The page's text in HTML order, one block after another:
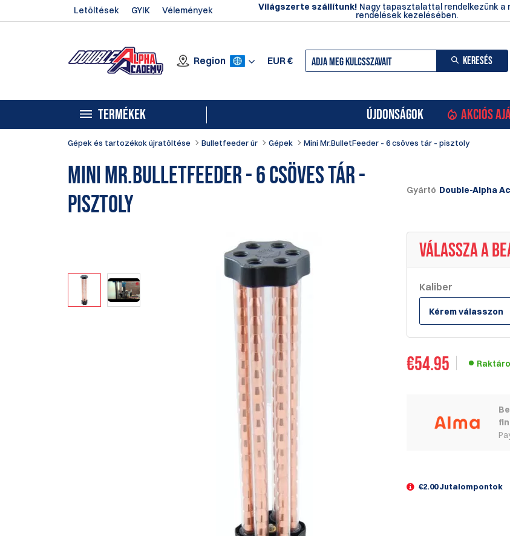
Letöltések GYIK Vélemények Világszerte szállítunk! Nagy tapasztalattal rendelkezünk a
rendelések kezelésében.
Region EUR€ KERESÉS
TERMÉKEK ÚJDONSÁGOK AKCIÓS
Gépek és tartozékok újratöltése Bulletfeeder úr Gépek Mini Mr.BulletFeeder - 6 csöves tár - pisztoly
Mini Mr.BulletFeeder - 6 csöves tár -
pisztoly
Gyártó Double-Alpha
VÁLASSZA A
Kaliber
Kérem válasszon
€54.95
€2.00 Jutalompontok